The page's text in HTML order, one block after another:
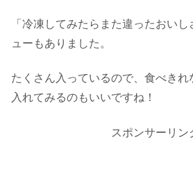
「冷凍してみたらまた違ったおい
ューもありました。
たくさん入っているので、食べきれ
入れてみるのもいいですね！
スポンサーリン